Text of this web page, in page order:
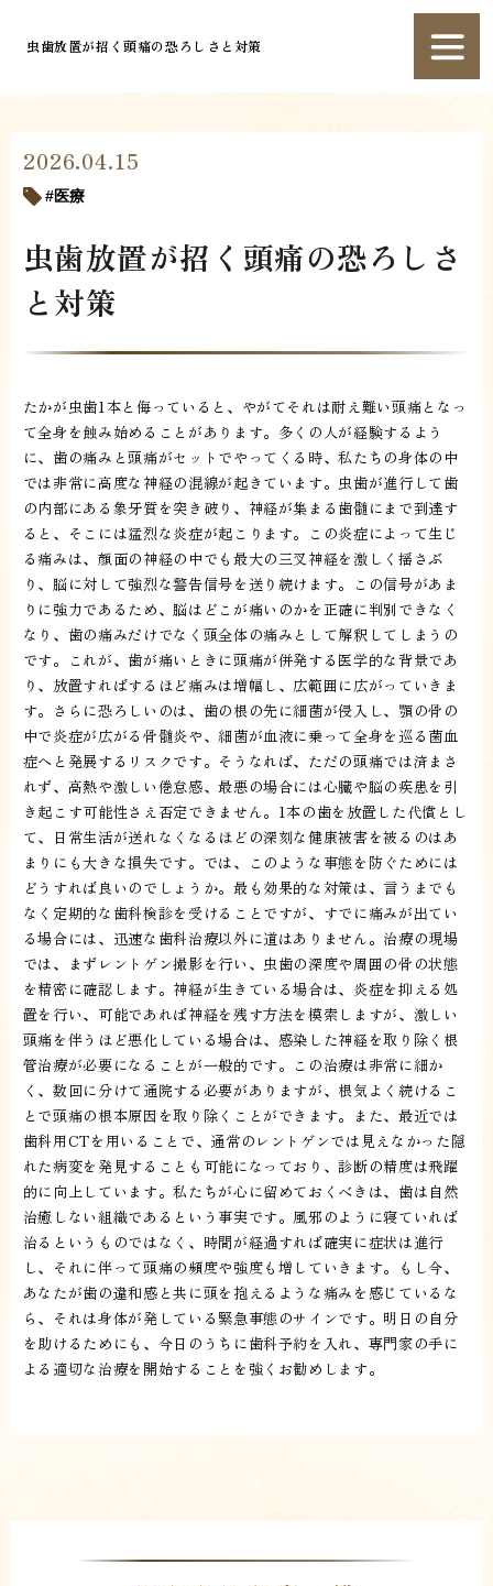
虫歯放置が招く頭痛の恐ろしさと対策
2026.04.15
医療
虫歯放置が招く頭痛の恐ろしさ
と対策
たかが虫歯1本と侮っていると、やがてそれは耐え難い頭痛となっ
て全身を蝕み始めることがあります。多くの人が経験するよう
に、歯の痛みと頭痛がセットでやってくる時、私たちの身体の中
では非常に高度な神経の混線が起きています。虫歯が進行して歯
の内部にある象牙質を突き破り、神経が集まる歯髄にまで到達す
ると、そこには猛烈な炎症が起こります。この炎症によって生じ
る痛みは、顔面の神経の中でも最大の三叉神経を激しく揺さぶ
り、脳に対して強烈な警告信号を送り続けます。この信号があま
りに強力であるため、脳はどこが痛いのかを正確に判別できなく
なり、歯の痛みだけでなく頭全体の痛みとして解釈してしまうの
です。これが、歯が痛いときに頭痛が併発する医学的な背景であ
り、放置すればするほど痛みは増幅し、広範囲に広がっていきま
す。さらに恐ろしいのは、歯の根の先に細菌が侵入し、顎の骨の
中で炎症が広がる骨髄炎や、細菌が血液に乗って全身を巡る菌血
症へと発展するリスクです。そうなれば、ただの頭痛では済まさ
れず、高熱や激しい倦怠感、最悪の場合には心臓や脳の疾患を引
き起こす可能性さえ否定できません。1本の歯を放置した代償とし
て、日常生活が送れなくなるほどの深刻な健康被害を被るのはあ
まりにも大きな損失です。では、このような事態を防ぐためには
どうすれば良いのでしょうか。最も効果的な対策は、言うまでも
なく定期的な歯科検診を受けることですが、すでに痛みが出てい
る場合には、迅速な歯科治療以外に道はありません。治療の現場
では、まずレントゲン撮影を行い、虫歯の深度や周囲の骨の状態
を精密に確認します。神経が生きている場合は、炎症を抑える処
置を行い、可能であれば神経を残す方法を模索しますが、激しい
頭痛を伴うほど悪化している場合は、感染した神経を取り除く根
管治療が必要になることが一般的です。この治療は非常に細か
く、数回に分けて通院する必要がありますが、根気よく続けるこ
とで頭痛の根本原因を取り除くことができます。また、最近では
歯科用CTを用いることで、通常のレントゲンでは見えなかった隠
れた病変を発見することも可能になっており、診断の精度は飛躍
的に向上しています。私たちが心に留めておくべきは、歯は自然
治癒しない組織であるという事実です。風邪のように寝ていれば
治るというものではなく、時間が経過すれば確実に症状は進行
し、それに伴って頭痛の頻度や強度も増していきます。もし今、
あなたが歯の違和感と共に頭を抱えるような痛みを感じているな
ら、それは身体が発している緊急事態のサインです。明日の自分
を助けるためにも、今日のうちに歯科予約を入れ、専門家の手に
よる適切な治療を開始することを強くお勧めします。